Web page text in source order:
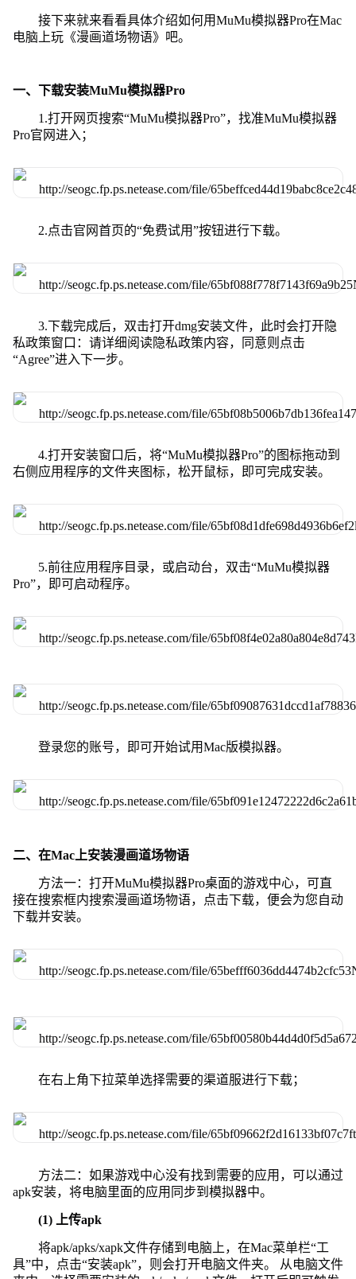
接下来就来看看具体介绍如何用MuMu模拟器Pro在Mac
电脑上玩《漫画道场物语》吧。
一、下载安装MuMu模拟器Pro
1.打开网页搜索“MuMu模拟器Pro”，找准MuMu模拟器
Pro官网进入；
2.点击官网首页的“免费试用”按钮进行下载。
3.下载完成后，双击打开dmg安装文件，此时会打开隐
私政策窗口：请详细阅读隐私政策内容，同意则点击
“Agree”进入下一步。
4.打开安装窗口后，将“MuMu模拟器Pro”的图标拖动到
右侧应用程序的文件夹图标，松开鼠标，即可完成安装。
5.前往应用程序目录，或启动台，双击“MuMu模拟器
Pro”，即可启动程序。
登录您的账号，即可开始试用Mac版模拟器。
二、在Mac上安装漫画道场物语
方法一：打开MuMu模拟器Pro桌面的游戏中心，可直
接在搜索框内搜索漫画道场物语，点击下载，便会为您自动
下载并安装。
在右上角下拉菜单选择需要的渠道服进行下载；
方法二：如果游戏中心没有找到需要的应用，可以通过
apk安装，将电脑里面的应用同步到模拟器中。
(1) 上传apk
将apk/apks/xapk文件存储到电脑上，在Mac菜单栏“工
具”中，点击“安装apk”，则会打开电脑文件夹。 从电脑文件